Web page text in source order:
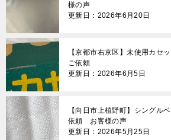
様の声
更新日：2026年6月20日
【京都市右京区】未使用カセ
ご依頼
更新日：2026年6月5日
【向日市上植野町】シングル
依頼 お客様の声
更新日：2026年5月25日